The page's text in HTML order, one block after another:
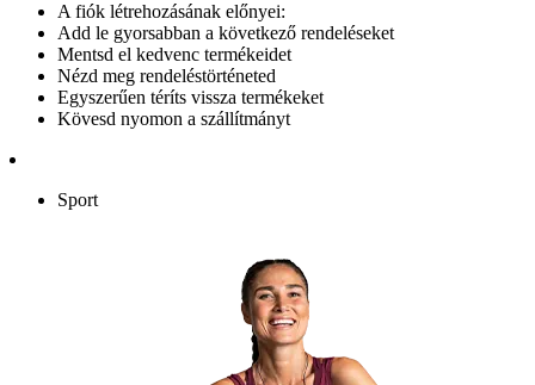
A fiók létrehozásának előnyei:
Add le gyorsabban a következő rendeléseket
Mentsd el kedvenc termékeidet
Nézd meg rendeléstörténeted
Egyszerűen téríts vissza termékeket
Kövesd nyomon a szállítmányt
Sport